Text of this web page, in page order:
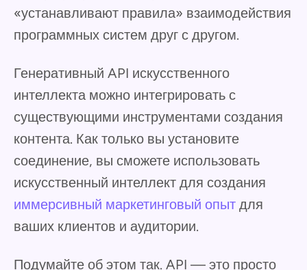
«устанавливают правила» взаимодействия
программных систем друг с другом.
Генеративный API искусственного
интеллекта можно интегрировать с
существующими инструментами создания
контента. Как только вы установите
соединение, вы сможете использовать
искусственный интеллект для создания
иммерсивный маркетинговый опыт для
ваших клиентов и аудитории.
Подумайте об этом так. API — это просто